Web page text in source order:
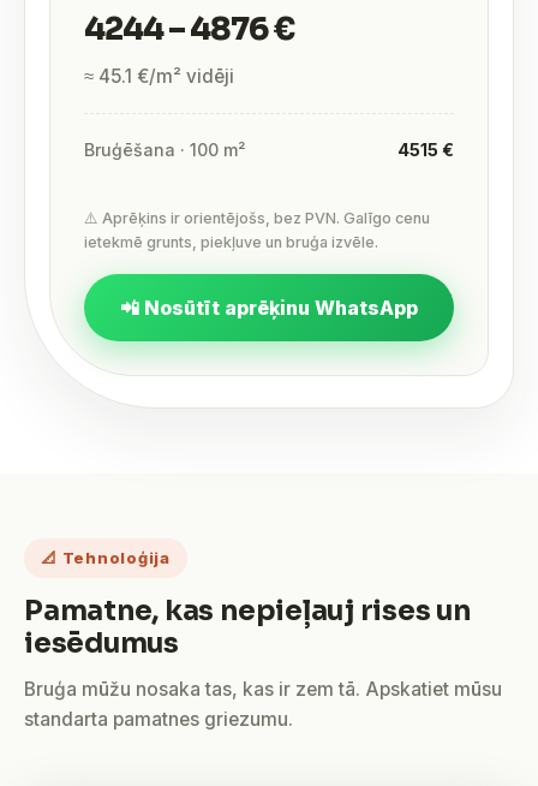
4244 – 4876 €
≈ 45.1 €/m² vidēji
Bruģēšana · 100 m² 4515 €
⚠️ Aprēķins ir orientējošs, bez PVN. Galīgo cenu
ietekmē grunts, piekļuve un bruģa izvēle.
📲 Nosūtīt aprēķinu WhatsApp
📐 Tehnoloģija
Pamatne, kas nepieļauj rises un
iesēdumus
Bruģa mūžu nosaka tas, kas ir zem tā. Apskatiet mūsu
standarta pamatnes griezumu.